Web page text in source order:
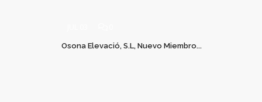
Osona Elevació, S.L, Nuevo Miembro...